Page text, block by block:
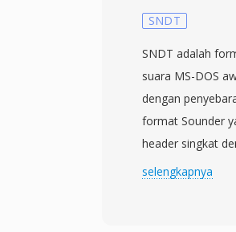
SNDT
SNDT adalah
suara MS-DOS
dengan
format Sounder
header singkat
peningkatan
selengkapnya